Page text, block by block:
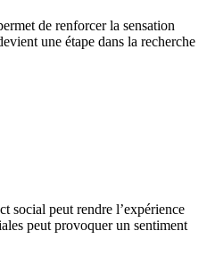
de renforcer la sensation
une étape dans la recherche
social peut rendre l’expérience
peut provoquer un sentiment